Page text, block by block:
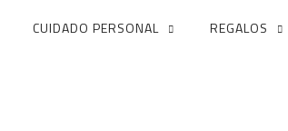
CUIDADO PERSONAL REGALOS